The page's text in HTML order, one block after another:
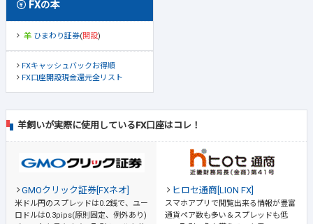
FXの本
ひまわり証券(開設)
FXキャッシュバックお得順
FX口座開設現金還元全リスト
羊飼いが実際に使用しているFX口座はコレ！
GMOクリック証券[FXネオ]
米ドル円のスプレッドは0.2銭で、ユー
ロドルは0.3pips(原則固定、例外あり)
ヒロセ通商[LION FX]
スマホアプリで閲覧出来る情報が豊富
通貨ペア数も多い＆スプレッドも低